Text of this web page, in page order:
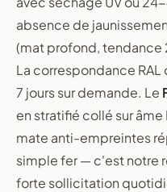
absence de
(mat profond,
La correspondance
7 jours sur demande. Le
en stratifié collé sur
mate anti-empreintes
simple fer — c'est notre
forte sollicitation